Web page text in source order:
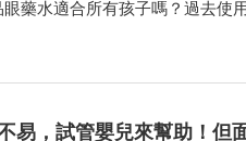
藥水適合所有孩子嗎？過去使
易，試管嬰兒來幫助！但